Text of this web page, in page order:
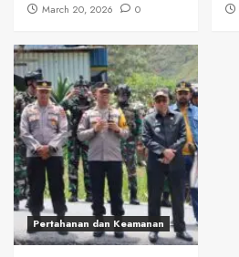
March 20, 2026
0
Pertahanan dan Keamanan